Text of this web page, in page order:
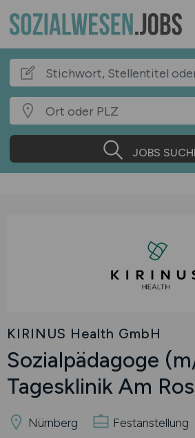
JOBS
KIRINUS Health GmbH
Sozialpädagoge
Tagesklinik Am
Nürnberg
Festanstellung